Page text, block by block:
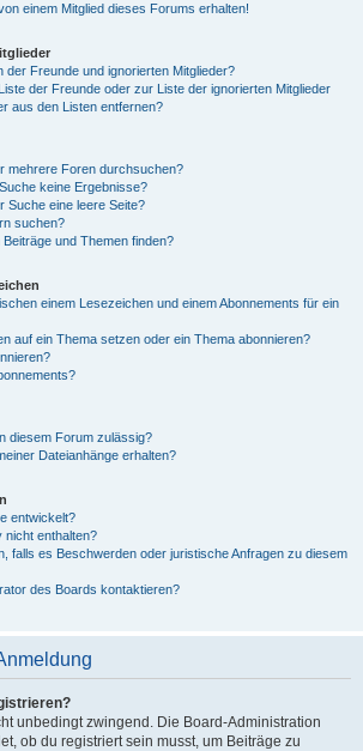
einem Mitglied dieses Forums erhalten!
der Freunde und ignorierten Mitglieder?
der Freunde oder zur Liste der ignorierten Mitglieder
aus den Listen entfernen?
mehrere Foren durchsuchen?
keine Ergebnisse?
Suche eine leere Seite?
suchen?
und Themen finden?
einem Lesezeichen und einem Abonnements für ein
auf ein Thema setzen oder ein Thema abonnieren?
diesem Forum zulässig?
Dateianhänge erhalten?
entwickelt?
nicht enthalten?
falls es Beschwerden oder juristische Anfragen zu diesem
des Boards kontaktieren?
unbedingt zwingend. Die Board-Administration
ob du registriert sein musst, um Beiträge zu